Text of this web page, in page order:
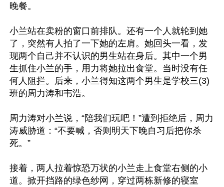
晚餐。
小兰站在卖粉的窗口前排队。还有一个人就轮到她
了，突然有人拍了一下她的左肩。她回头一看，发
现两个自己并不认识的男生站在身后。其中一个男
生抓住小兰的手，用力将她拉出食堂。当时没有任
何人阻拦。后来，小兰得知这两个男生是学校三(3)
班的周力涛和韦浩。
周力涛对小兰说，“陪我们玩吧！”遭到拒绝后，周力
涛威胁道：“不要喊，否则明天下晚自习后把你杀
死。”
接着，两人拉着惊恐万状的小兰走上食堂右侧的小
道。掀开挡路的绿色纱网，穿过两栋新修的寝室